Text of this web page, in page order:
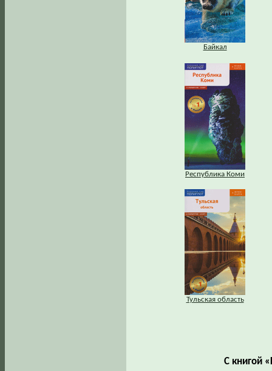
Байкал
Республика Коми
Тульская область
С книгой